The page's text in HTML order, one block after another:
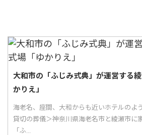
大和市の「ふじみ式典」が運営する
かりえ」
海老名、座間、大和からも近いホテルのよ
貸切の葬儀＞神奈川県海老名市と綾瀬市に
「ふ...